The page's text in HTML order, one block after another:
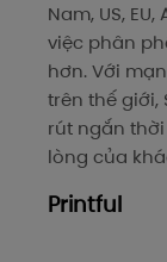
Nam, US,
việc phân
hơn. Với
trên thế giới,
rút ngắn
lòng của
Printful